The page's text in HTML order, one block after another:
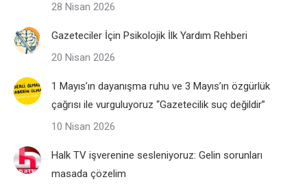
28 Nisan 2026
Gazeteciler İçin Psikolojik İlk Yardım Rehberi
20 Nisan 2026
1 Mayıs’ın dayanışma ruhu ve 3 Mayıs’ın özgürlük
çağrısı ile vurguluyoruz “Gazetecilik suç değildir”
10 Nisan 2026
Halk TV işverenine sesleniyoruz: Gelin sorunları
masada çözelim